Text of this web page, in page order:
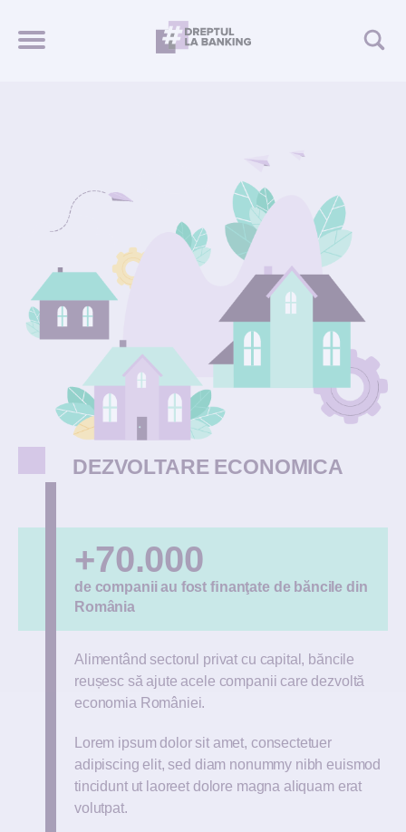
DEZVOLTARE ECONOMICA
+70.000
de companii au fost ﬁnanţate de băncile din
România
Alimentând sectorul privat cu capital, băncile
reușesc să ajute acele companii care dezvoltă
economia României.
Lorem ipsum dolor sit amet, consectetuer
adipiscing elit, sed diam nonummy nibh euismod
tincidunt ut laoreet dolore magna aliquam erat
volutpat.